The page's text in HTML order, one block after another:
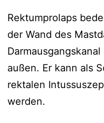
Rektumprolaps
der Wand des
außen. Er kann als
rektalen
werden.